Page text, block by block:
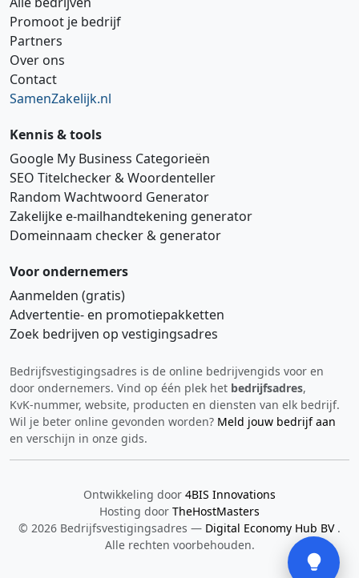
Promoot je bedrijf
Partners
Over ons
Contact
SamenZakelijk.nl
Kennis & tools
Google My Business Categorieën
SEO Titelchecker & Woordenteller
Random Wachtwoord Generator
Zakelijke e‑mailhandtekening generator
Domeinnaam checker & generator
Voor ondernemers
Aanmelden (gratis)
Advertentie‑ en promotiepakketten
Zoek bedrijven op vestigingsadres
Bedrijfsvestigingsadres is de online bedrijvengids voor en
door ondernemers. Vind op één plek het bedrijfsadres,
KvK‑nummer, website, producten en diensten van elk bedrijf.
Wil je beter online gevonden worden? Meld jouw bedrijf aan
en verschijn in onze gids.
Ontwikkeling door 4BIS Innovations
Hosting door TheHostMasters
© 2026 Bedrijfsvestigingsadres — Digital Economy Hub BV .
Alle rechten voorbehouden.
Hi 👋 We horen graag uw feedback!
Verstuur